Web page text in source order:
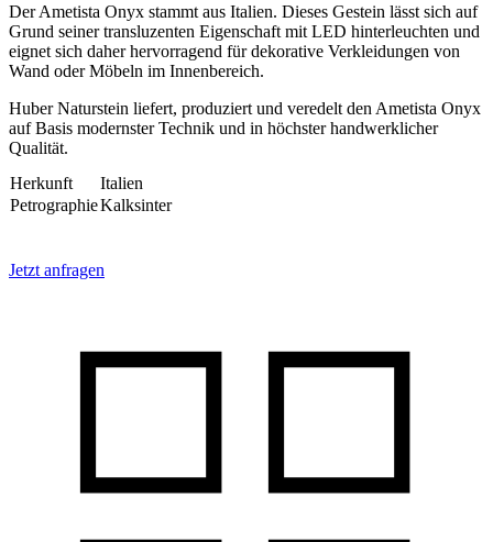
Der Ametista Onyx stammt aus Italien. Dieses Gestein lässt sich auf
Grund seiner transluzenten Eigenschaft mit LED hinterleuchten und
eignet sich daher hervorragend für dekorative Verkleidungen von
Wand oder Möbeln im Innenbereich.
Huber Naturstein liefert, produziert und veredelt den Ametista Onyx
auf Basis modernster Technik und in höchster handwerklicher
Qualität.
Herkunft
Italien
PetrographieKalksinter
Jetzt anfragen